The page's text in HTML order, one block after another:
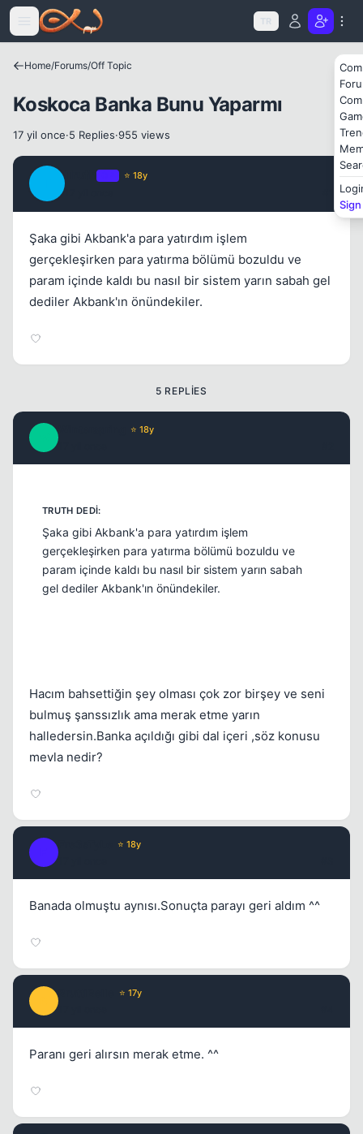
Icerige atla
TR
Home/Forums/Off Topic
Koskoca Banka Bunu Yaparmı
17 yil once·5 Replies·955 views
⭐ 18y
Şaka gibi Akbank'a para yatırdım işlem
gerçekleşirken para yatırma bölümü bozuldu ve
param içinde kaldı bu nasıl bir sistem yarın sabah gel
dediler Akbank'ın önündekiler.
5 REPLIES
⭐ 18y
Şaka gibi Akbank'a para yatırdım işlem
gerçekleşirken para yatırma bölümü bozuldu ve
param içinde kaldı bu nasıl bir sistem yarın sabah
gel dediler Akbank'ın önündekiler.
Hacım bahsettiğin şey olması çok zor birşey ve seni
bulmuş şanssızlık ama merak etme yarın
halledersin.Banka açıldığı gibi dal içeri ,söz konusu
mevla nedir?
⭐ 18y
Banada olmuştu aynısı.Sonuçta parayı geri aldım ^^
⭐ 17y
Paranı geri alırsın merak etme. ^^
Kapat